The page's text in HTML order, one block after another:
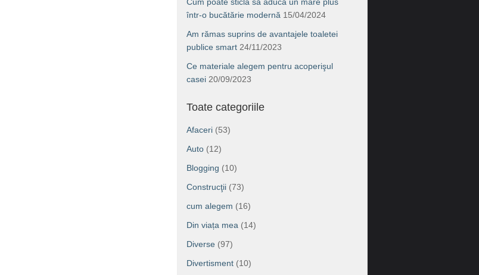
într-o bucătărie modernă 15/04/2024
Am rămas suprins de avantajele toaletei
publice smart 24/11/2023
Ce materiale alegem pentru acoperişul
casei 20/09/2023
Toate categoriile
Afaceri (53)
Auto (12)
Blogging (10)
Construcţii (73)
cum alegem (16)
Din viața mea (14)
Diverse (97)
Divertisment (10)